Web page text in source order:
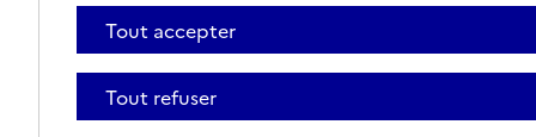
Tout accepter
Tout refuser